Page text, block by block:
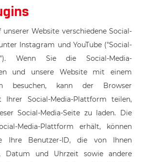
Website verschiedene Social-
Instagram und YouTube ("Social-
Wenn Sie die Social-Media-
und unsere Website mit einem
besuchen, kann der Browser
Social-Media-Plattform teilen,
Social-Media-Seite zu laden. Die
Media-Plattform erhält, können
Ihre Benutzer-ID, die von Ihnen
Datum und Uhrzeit sowie andere